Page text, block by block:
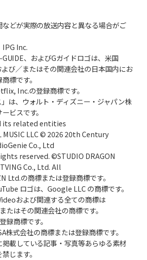
どが実際の放送内容と異なる場合がご
IPG Inc.
、およびGガイドロゴは、米国
び／またはその関連会社の日本国内にお
標です。
Inc.の登録商標です。
」は、ウォルト・ディズニー・ジャパン株
ビスです。
its related entities
MUSIC LLC © 2026 20th Century
Co., Ltd
reserved. ©STUDIO DRAGON
Co., Ltd. All
Ltd.の商標または登録商標です。
ロゴは、Google LLC の商標です。
および関連する全ての商標は
はその関連会社の商標です。
録商標です。
株式会社の商標または登録商標です。
載している記事・写真等あらゆる素材
じます。